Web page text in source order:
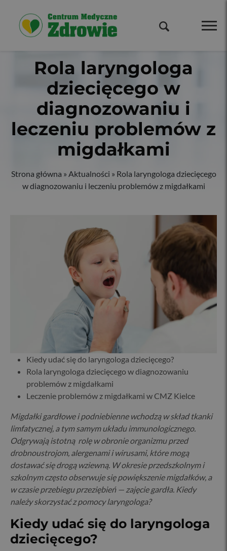
Rola laryngologa
dziecięcego w
diagnozowaniu i
leczeniu problemów z
migdałkami
Strona główna » Aktualności » Rola laryngologa dziecięcego
w diagnozowaniu i leczeniu problemów z migdałkami
Kiedy udać się do laryngologa dziecięcego?
Rola laryngologa dziecięcego w diagnozowaniu
problemów z migdałkami
Leczenie problemów z migdałkami w CMZ Kielce
Migdałki gardłowe i podniebienne wchodzą w skład tkanki
limfatycznej, a tym samym układu immunologicznego.
Odgrywają istotną rolę w obronie organizmu przed
drobnoustrojom, alergenami i wirusami, które mogą
dostawać się drogą wziewną. W okresie przedszkolnym i
szkolnym często obserwuje się powiększenie migdałków, a
w czasie przebiegu przeziębień — zajęcie gardła. Kiedy
należy skorzystać z pomocy laryngologa?
Kiedy udać się do laryngologa
dziecięcego?